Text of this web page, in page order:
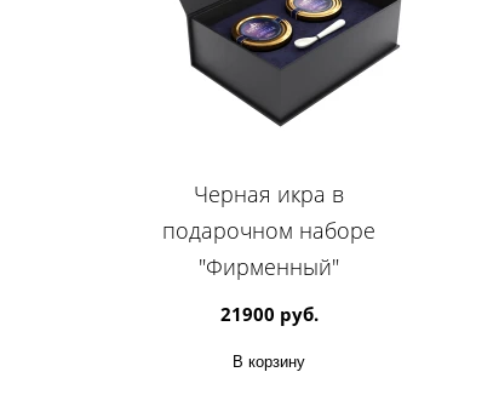
Черная икра в
подарочном наборе
"Фирменный"
21900 руб.
В корзину